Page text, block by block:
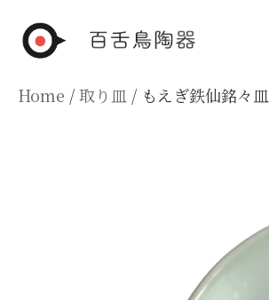
Home /取り皿 / もえぎ鉄仙銘々皿